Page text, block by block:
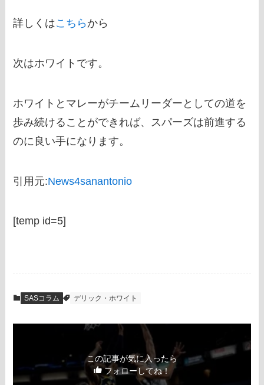
詳しくはこちら から
次はホワイトです。
ホワイトとマレーがチームリーダーとしての道を
歩み続けることができれば、スパーズは前進する
のに良い手になります。
引用元:News4sanantonio
[temp id=5]
SASコラム デリック・ホワイト
この記事が気に入ったら
フォローしてね！